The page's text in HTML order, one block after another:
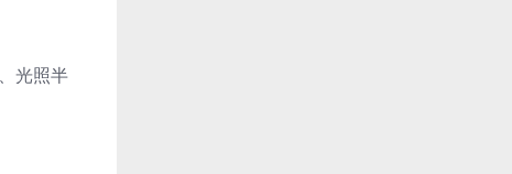
光照半